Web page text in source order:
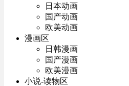
日本动画
国产动画
欧美动画
漫画区
日韩漫画
国产漫画
欧美漫画
小说-读物区